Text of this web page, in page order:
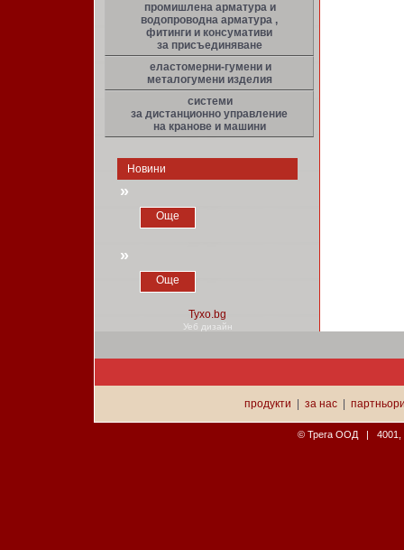
промишлена арматура и
водопроводна арматура ,
фитинги и консумативи
за присъединяване
еластомерни-гумени и
металогумени изделия
системи
за дистанционно управление
на кранове и машини
Новини
»
Още
»
Още
Уеб дизайн
продукти за нас|
© Трега ООД | 4001,